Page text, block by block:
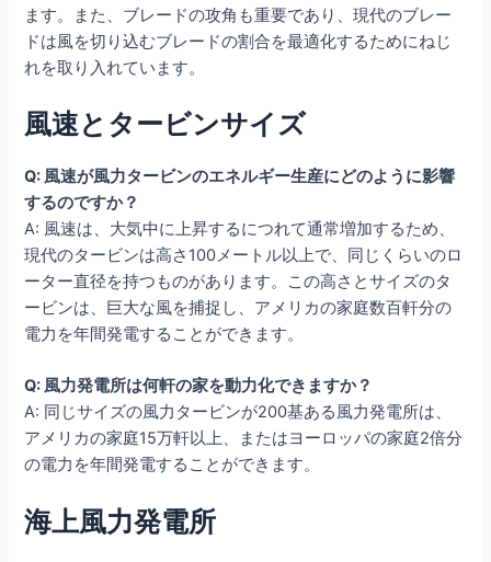
ます。また、ブレードの攻角も重要であり、現代のブレー
ドは風を切り込むブレードの割合を最適化するためにねじ
れを取り入れています。
風速とタービンサイズ
Q: 風速が風力タービンのエネルギー生産にどのように影響
するのですか？
A: 風速は、大気中に上昇するにつれて通常増加するため、
現代のタービンは高さ100メートル以上で、同じくらいのロ
ーター直径を持つものがあります。この高さとサイズのタ
ービンは、巨大な風を捕捉し、アメリカの家庭数百軒分の
電力を年間発電することができます。
Q: 風力発電所は何軒の家を動力化できますか？
A: 同じサイズの風力タービンが200基ある風力発電所は、
アメリカの家庭15万軒以上、またはヨーロッパの家庭2倍分
の電力を年間発電することができます。
海上風力発電所